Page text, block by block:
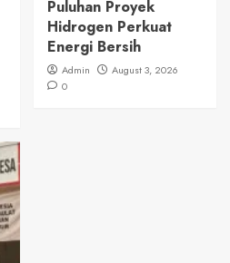
Puluhan Proyek
Hidrogen Perkuat
Energi Bersih
Admin
August 3, 2026
0